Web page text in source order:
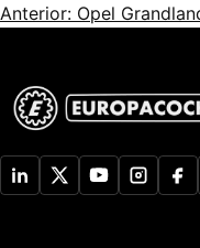
Anterior: Opel